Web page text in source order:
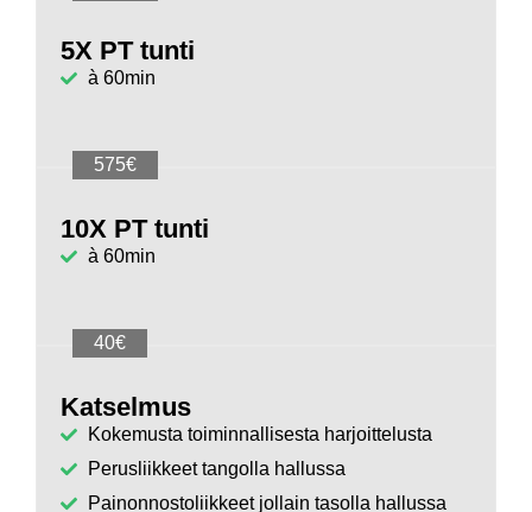
5X PT tunti
à 60min
575€
10X PT tunti
à 60min
40€
Katselmus
Kokemusta toiminnallisesta harjoittelusta
Perusliikkeet tangolla hallussa
Painonnostoliikkeet jollain tasolla hallussa